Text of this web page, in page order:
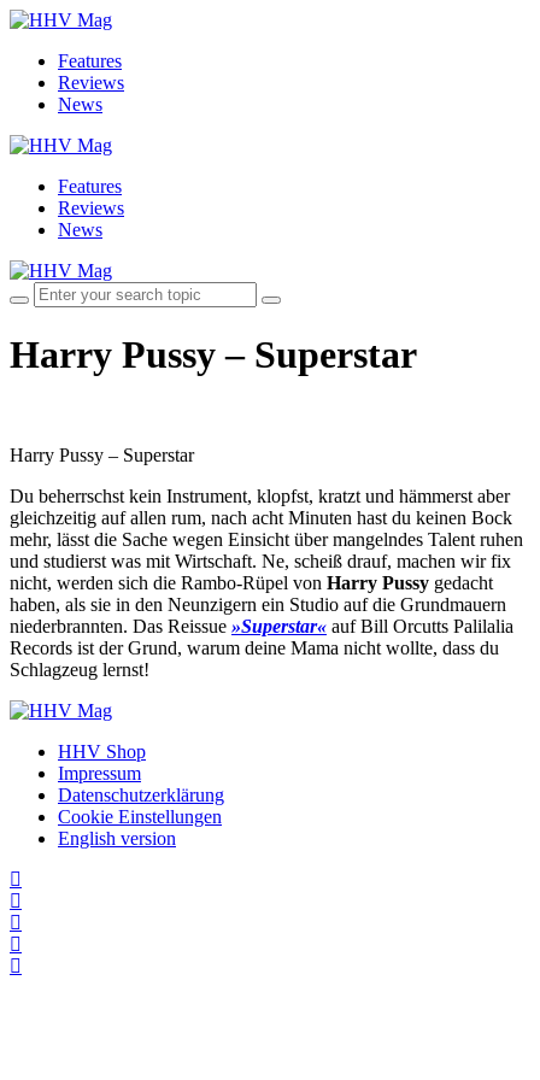
Features
Reviews
News
Features
Reviews
News
Harry Pussy – Superstar
Harry Pussy – Superstar
Du beherrschst kein Instrument, klopfst, kratzt und hämmerst aber
gleichzeitig auf allen rum, nach acht Minuten hast du keinen Bock
mehr, lässt die Sache wegen Einsicht über mangelndes Talent ruhen
und studierst was mit Wirtschaft. Ne, scheiß drauf, machen wir fix
nicht, werden sich die Rambo-Rüpel von Harry Pussy gedacht
haben, als sie in den Neunzigern ein Studio auf die Grundmauern
niederbrannten. Das Reissue »Superstar« auf Bill Orcutts Palilalia
Records ist der Grund, warum deine Mama nicht wollte, dass du
Schlagzeug lernst!
HHV Shop
Impressum
Datenschutzerklärung
Cookie Einstellungen
English version